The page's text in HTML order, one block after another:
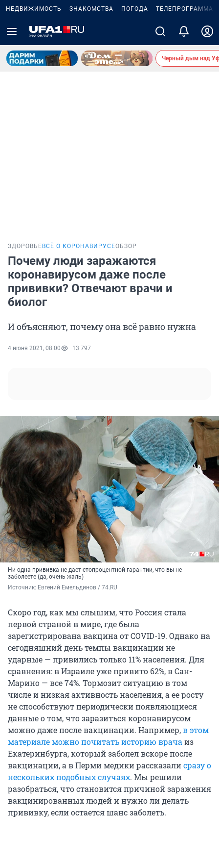
НЕДВИЖИМОСТЬ ЗНАКОМСТВА ПОГОДА ТЕЛЕПРОГРАММА
Черный дым над
ЗДОРОВЬЕ ВСЁ О КОРОНАВИРУСЕОБЗОР
Почему люди заражаются
коронавирусом даже после
прививки? Отвечают врачи и
биолог
И объясняют, почему она всё равно нужна
4 июня 2021, 08:00 13 797
Ни одна прививка не дает стопроцентной гарантии, что вы не
заболеете (да, очень жаль)
Источник: Евгений Емельдинов / 74.RU
Скоро год, как мы слышим, что Россия стала
первой страной в мире, где была
зарегистрирована вакцина от COVID-19. Однако на
сегодняшний день темпы вакцинации не
ударные — привились только 11% населения. Для
сравнения: в Израиле уже привито 62%, в Сан-
Марино — все 74%. Тормозит ситуацию в том
числе и низкая активность населения, а ее росту
не способствуют периодически появляющиеся
данные о том, что заразиться коронавирусом
можно даже после вакцинации. Например,в этом
материале можно почитать историю врачаиз
Екатеринбурга, который заболел вскоре после
вакцинации, а в Перми медики рассказалисразу о
нескольких подобных случаях. Мы решили
разобраться, что становится причиной заражения
вакцинированных людей и нужно ли делать
прививку, если остается шанс заболеть.